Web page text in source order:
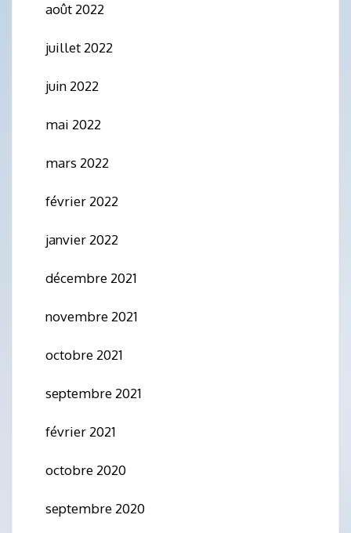
août 2022
juillet 2022
juin 2022
mai 2022
mars 2022
février 2022
janvier 2022
décembre 2021
novembre 2021
octobre 2021
septembre 2021
février 2021
octobre 2020
septembre 2020